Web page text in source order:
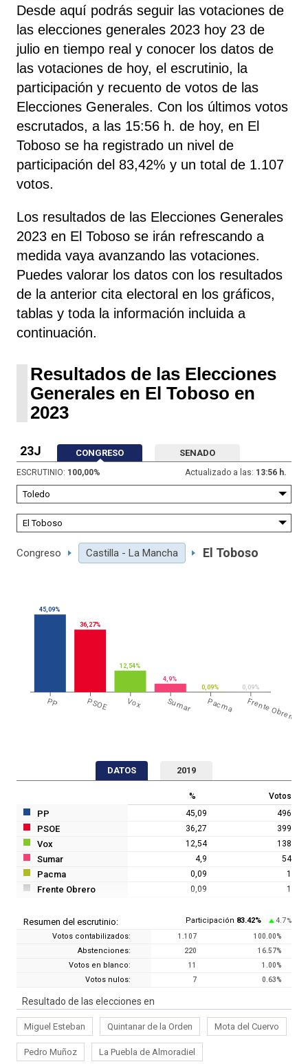
Desde aquí podrás seguir las votaciones de
las elecciones generales 2023 hoy 23 de
julio en tiempo real y conocer los datos de
las votaciones de hoy, el escrutinio, la
participación y recuento de votos de las
Elecciones Generales. Con los últimos votos
escrutados, a las 15:56 h. de hoy, en El
Toboso se ha registrado un nivel de
participación del 83,42% y un total de 1.107
votos.
Los resultados de las Elecciones Generales
2023 en El Toboso se irán refrescando a
medida vaya avanzando las votaciones.
Puedes valorar los datos con los resultados
de la anterior cita electoral en los gráficos,
tablas y toda la información incluida a
continuación.
Resultados de las Elecciones
Generales en El Toboso en
2023
23J CONGRESO SENADO
ESCRUTINIO: 100,00% Actualizado a las: 13:56 h.
Congreso Castilla - La Mancha El Toboso
PP PSOE Vox Sumar Pacma Frente Obrero
45,09%
36,27%
12,54%
4,9%
0,09% 0,09%
DATOS 2019
% Votos
PP 45,09 496
PSOE 36,27 399
Vox 12,54 138
Sumar 4,9 54
Pacma 0,09 1
Frente Obrero 0,09 1
Resumen del escrutinio: Participación 83.42% 4.7 %
Votos contabilizados: 1.107 100.00%
Abstenciones: 220 16.57%
Votos en blanco: 11 1.00%
Votos nulos: 7 0.63%
Resultado de las elecciones en
Miguel Esteban Quintanar de la Orden Mota del Cuervo
Pedro Muñoz La Puebla de Almoradiel